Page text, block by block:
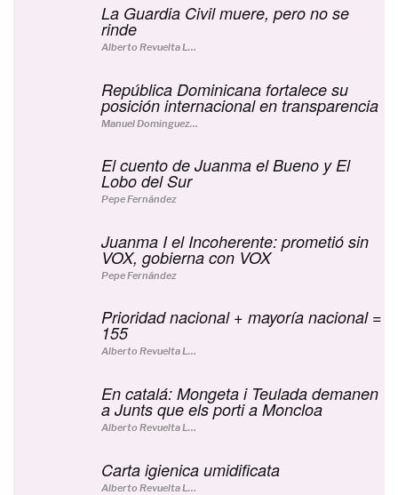
La Guardia Civil muere, pero no se
rinde
Alberto Revuelta Lucerga
República Dominicana fortalece su
posición internacional en transparencia
Manuel Dominguez Moreno
El cuento de Juanma el Bueno y El
Lobo del Sur
Pepe Fernández
Juanma I el Incoherente: prometió sin
VOX, gobierna con VOX
Pepe Fernández
Prioridad nacional + mayoría nacional =
155
Alberto Revuelta Lucerga
En catalá: Mongeta i Teulada demanen
a Junts que els porti a Moncloa
Alberto Revuelta Lucerga
Carta igienica umidificata
Alberto Revuelta Lucerga